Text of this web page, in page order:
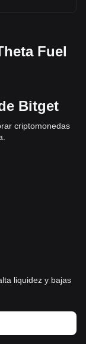
Fuel
Bitget
criptomonedas
liquidez y bajas